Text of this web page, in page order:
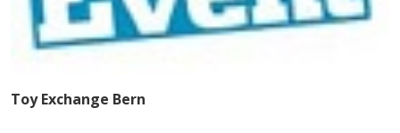
Toy Exchange Bern